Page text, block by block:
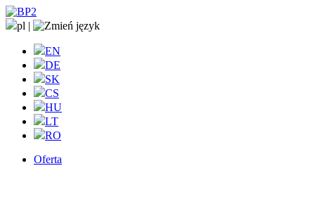
pl |
EN
DE
SK
CS
HU
LT
RO
Oferta